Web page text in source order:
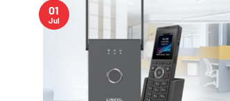
01
Jul